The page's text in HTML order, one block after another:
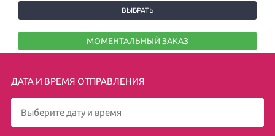
ВЫБРАТЬ
МОМЕНТАЛЬНЫЙ ЗАКАЗ
ДАТА И ВРЕМЯ ОТПРАВЛЕНИЯ